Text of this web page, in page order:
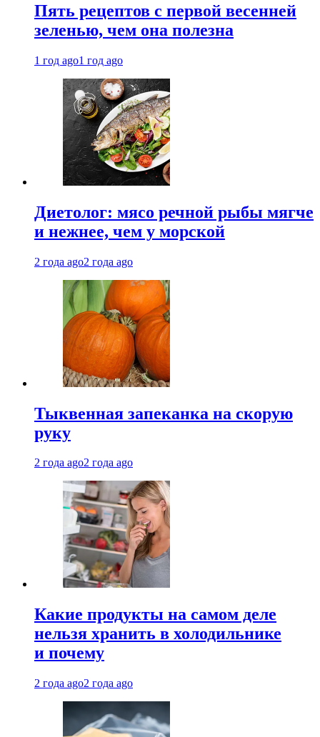
Пять рецептов с первой весенней
зеленью, чем она полезна
1 год ago1 год ago
Диетолог: мясо речной рыбы мягче
и нежнее, чем у морской
2 года ago2 года ago
Тыквенная запеканка на скорую
руку
2 года ago2 года ago
Какие продукты на самом деле
нельзя хранить в холодильнике
и почему
2 года ago2 года ago